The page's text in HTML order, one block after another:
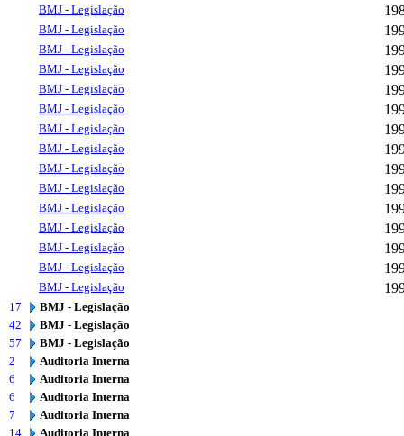
BMJ - Legislação
BMJ - Legislação
BMJ - Legislação
BMJ - Legislação
BMJ - Legislação
BMJ - Legislação
BMJ - Legislação
BMJ - Legislação
BMJ - Legislação
BMJ - Legislação
BMJ - Legislação
BMJ - Legislação
BMJ - Legislação
BMJ - Legislação
BMJ - Legislação
17
BMJ - Legislação
42
BMJ - Legislação
57
BMJ - Legislação
2
Auditoria Interna
6
Auditoria Interna
6
Auditoria Interna
7
Auditoria Interna
14
Auditoria Interna